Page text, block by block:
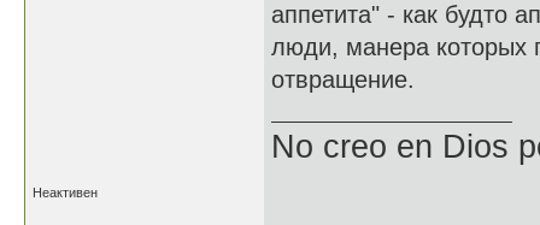
аппетита" - как будто
люди, манера которых
отвращение.
No creo en Dios
Неактивен